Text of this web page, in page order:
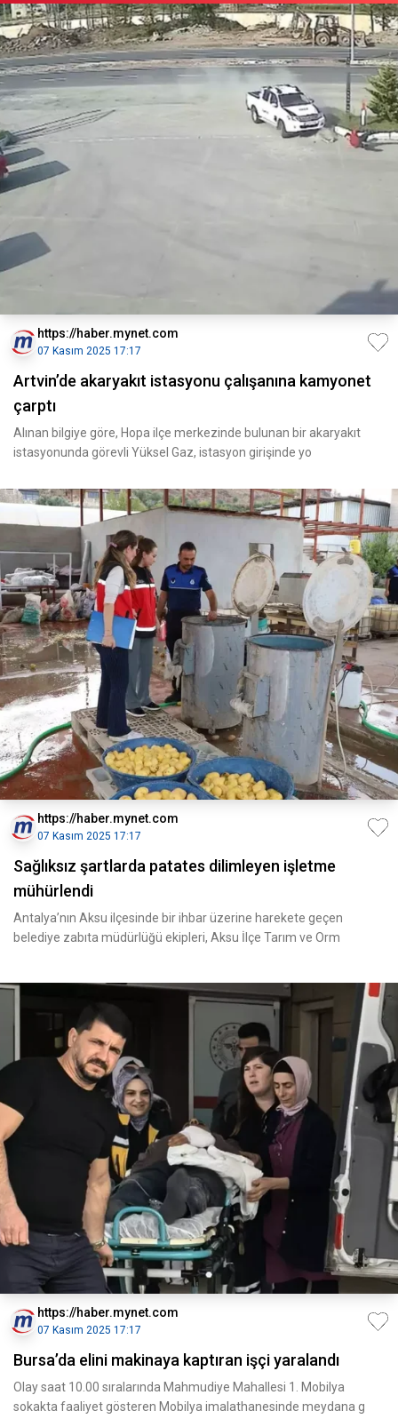
https://haber.mynet.com
07 Kasım 2025 17:17
Artvin’de akaryakıt istasyonu çalışanına kamyonet
çarptı
Alınan bilgiye göre, Hopa ilçe merkezinde bulunan bir akaryakıt
istasyonunda görevli Yüksel Gaz, istasyon girişinde yo
https://haber.mynet.com
07 Kasım 2025 17:17
Sağlıksız şartlarda patates dilimleyen işletme
mühürlendi
Antalya’nın Aksu ilçesinde bir ihbar üzerine harekete geçen
belediye zabıta müdürlüğü ekipleri, Aksu İlçe Tarım ve Orm
https://haber.mynet.com
07 Kasım 2025 17:17
Bursa’da elini makinaya kaptıran işçi yaralandı
Olay saat 10.00 sıralarında Mahmudiye Mahallesi 1. Mobilya
sokakta faaliyet gösteren Mobilya imalathanesinde meydana g